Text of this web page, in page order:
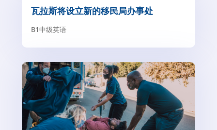
瓦拉斯将设立新的移民局办事处
B1中级英语